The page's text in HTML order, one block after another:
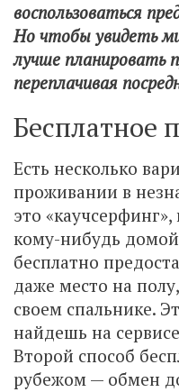
воспользоваться
Но чтобы увидеть
лучше планировать
переплачивая
Бесплатное
Есть несколько
проживании в
это
кому-нибудь
бесплатно
даже место на
своем спальнике.
найдешь на сервисе
Второй способ
рубежом — обмен